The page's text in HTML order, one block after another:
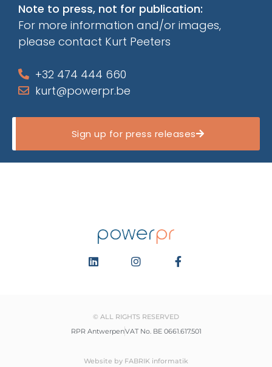
Note to press, not for publication:
For more information and/or images,
please contact Kurt Peeters
+32 474 444 660
kurt@powerpr.be
Sign up for press releases
© ALL RIGHTS RESERVED
RPR AntwerpenVAT No. BE 0661.617.501
Website by FABRIK informatik